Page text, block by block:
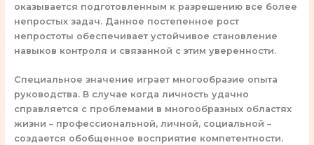
оказывается подготовленным к разрешению все более
непростых задач. Данное постепенное рост
непростоты обеспечивает устойчивое становление
навыков контроля и связанной с этим уверенности.
Специальное значение играет многообразие опыта
руководства. В случае когда личность удачно
справляется с проблемами в многообразных областях
жизни – профессиональной, личной, социальной –
создается обобщенное восприятие компетентности.